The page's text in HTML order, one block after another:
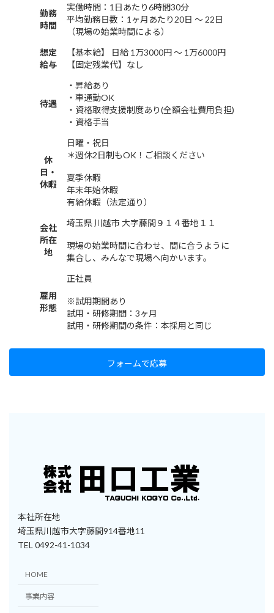
勤務
時間
実働時間：1日あたり6時間30分
平均勤務日数：1ヶ月あたり20日 〜 22日
（現場の始業時間による）
想定
給与
【基本給】 日給 1万3000円 〜 1万6000円
【固定残業代】なし
待遇
・昇給あり
・車通勤OK
・資格取得支援制度あり(全額会社費用負担)
・資格手当
休
日・
休暇
日曜・祝日
＊週休2日制もOK！ご相談ください
夏季休暇
年末年始休暇
有給休暇（法定通り）
会社
所在
地
埼玉県 川越市 大字藤間９１４番地１１
現場の始業時間に合わせ、間に合うように
集合し、みんなで現場へ向かいます。
雇用
形態
正社員
※試用期間あり
試用・研修期間：3ヶ月
試用・研修期間の条件：本採用と同じ
フォームで応募
本社所在地
埼玉県川越市大字藤間914番地11
TEL 0492-41-1034
HOME
事業内容